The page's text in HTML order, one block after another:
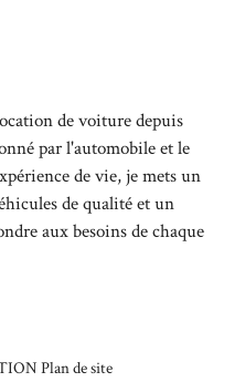
de voiture depuis
par l'automobile et le
de vie, je mets un
de qualité et un
aux besoins de chaque
Plan de site